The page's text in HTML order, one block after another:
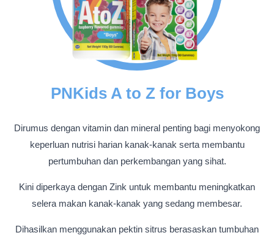
PNKids A to Z for Boys
Dirumus dengan vitamin dan mineral penting bagi menyokong
keperluan nutrisi harian kanak-kanak serta membantu
pertumbuhan dan perkembangan yang sihat.
Kini diperkaya dengan Zink untuk membantu meningkatkan
selera makan kanak-kanak yang sedang membesar.
Dihasilkan menggunakan pektin sitrus berasaskan tumbuhan